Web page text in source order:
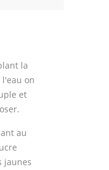
la
on
et
au
jaunes